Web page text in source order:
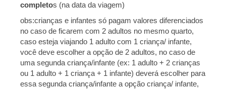
completos (na data da viagem)
obs:crianças e infantes só pagam valores diferenciados
no caso de ficarem com 2 adultos no mesmo quarto,
caso esteja viajando 1 adulto com 1 criança/ infante,
você deve escolher a opção de 2 adultos, no caso de
uma segunda criança/infante (ex: 1 adulto + 2 crianças
ou 1 adulto + 1 criança + 1 infante) deverá escolher para
essa segunda criança/infante a opção criança/ infante,